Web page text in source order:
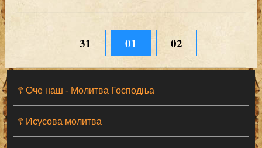
☦ Оче наш - Moлитва Господња
☦ Исусова молитва
31 01 02